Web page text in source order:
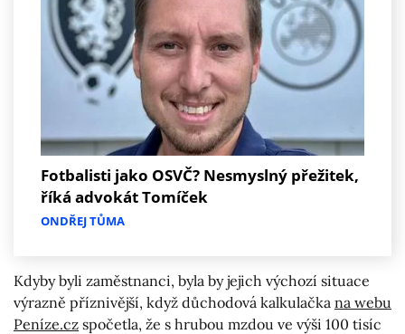
Fotbalisti jako OSVČ? Nesmyslný přežitek,
říká advokát Tomíček
ONDŘEJ TŮMA
Kdyby byli zaměstnanci, byla by jejich výchozí situace
výrazně příznivější, když důchodová kalkulačka na webu
Peníze.cz spočetla, že s hrubou mzdou ve výši 100 tisíc